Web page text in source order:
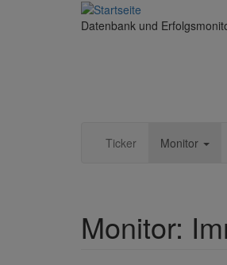
Direkt zum Inhalt
Datenbank und
Ticker Monitor
Monitor: